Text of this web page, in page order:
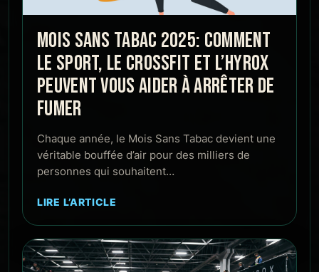
MOIS SANS TABAC 2025: COMMENT
LE SPORT, LE CROSSFIT ET L’HYROX
PEUVENT VOUS AIDER À ARRÊTER DE
FUMER
Chaque année, le Mois Sans Tabac devient une
véritable bouffée d’air pour des milliers de
personnes qui souhaitent…
LIRE L’ARTICLE